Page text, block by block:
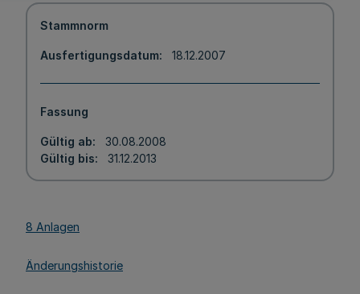
Stammnorm
Ausfertigungsdatum 18.12.2007
Fassung
Gültig ab
30.08.2008
Gültig bis
31.12.2013
8 Anlagen
Änderungshistorie